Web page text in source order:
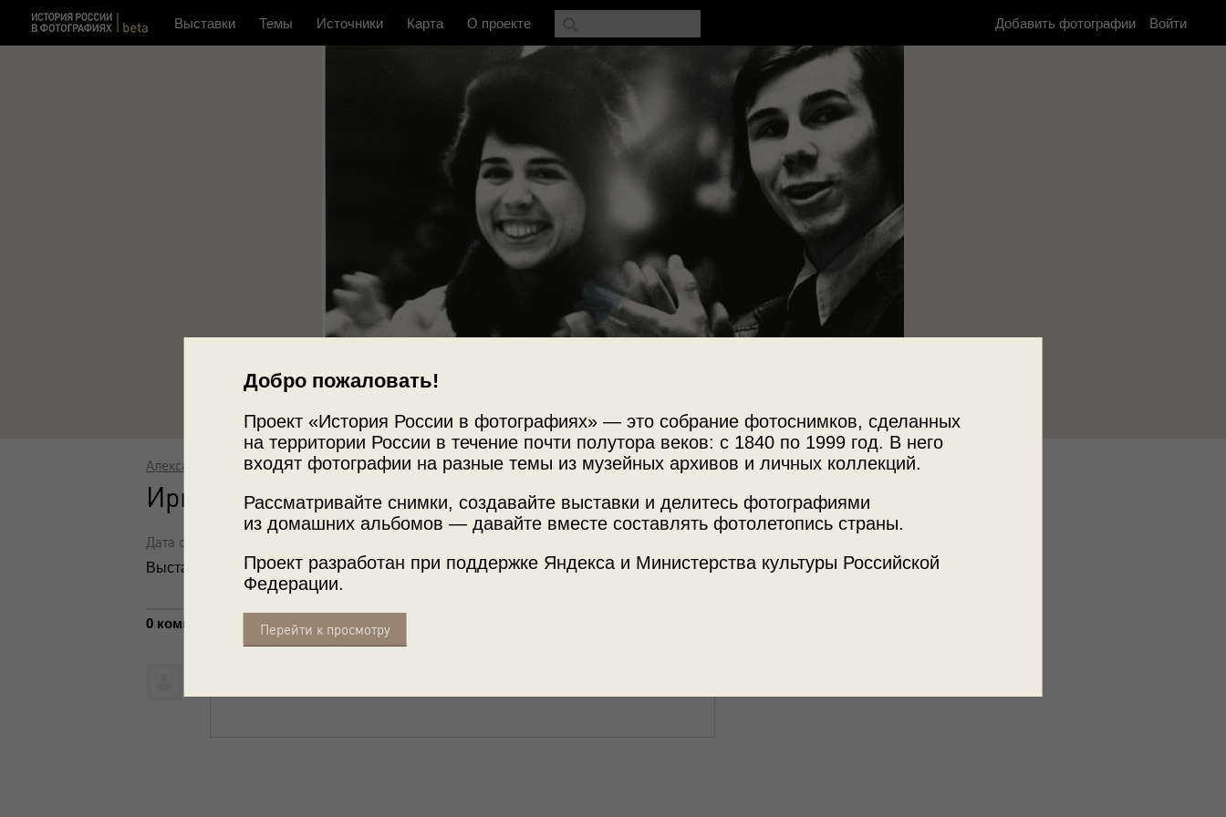
Добро пожаловать!
Проект «История России в фотографиях» — это собрание фотоснимков, сделанных
на территории России в течение почти полутора веков: с 1840 по 1999 год. В него
входят фотографии на разные темы из музейных архивов и личных коллекций.
Рассматривайте снимки, создавайте выставки и делитесь фотографиями
из домашних альбомов — давайте вместе составлять фотолетопись страны.
Проект разработан при поддержке Яндекса и Министерства культуры Российской
Федерации.
Перейти к просмотру
Выставки Темы Источники Карта О проекте Добавить фотографии Войти
МАММ / МДФ
Александр Абаза
Ирина Роднина и Алексей Зайцев
Дата съемки: 1970-е
Выставка «Влиятельные женщины России» с этим снимком.
0 комментариев